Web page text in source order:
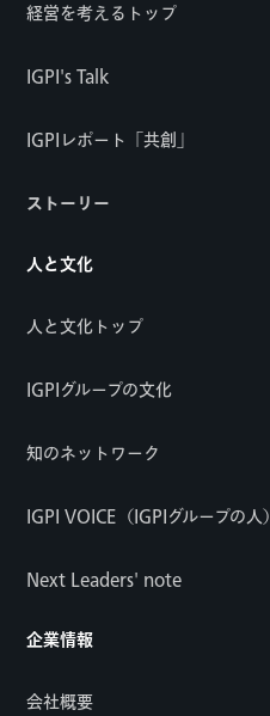
経営を考えるトップ
IGPI's Talk
IGPIレポート「共創」
ストーリー
人と文化
人と文化トップ
IGPIグループの文化
知のネットワーク
IGPI VOICE（IGPIグループの人）
Next Leaders' note
企業情報
会社概要